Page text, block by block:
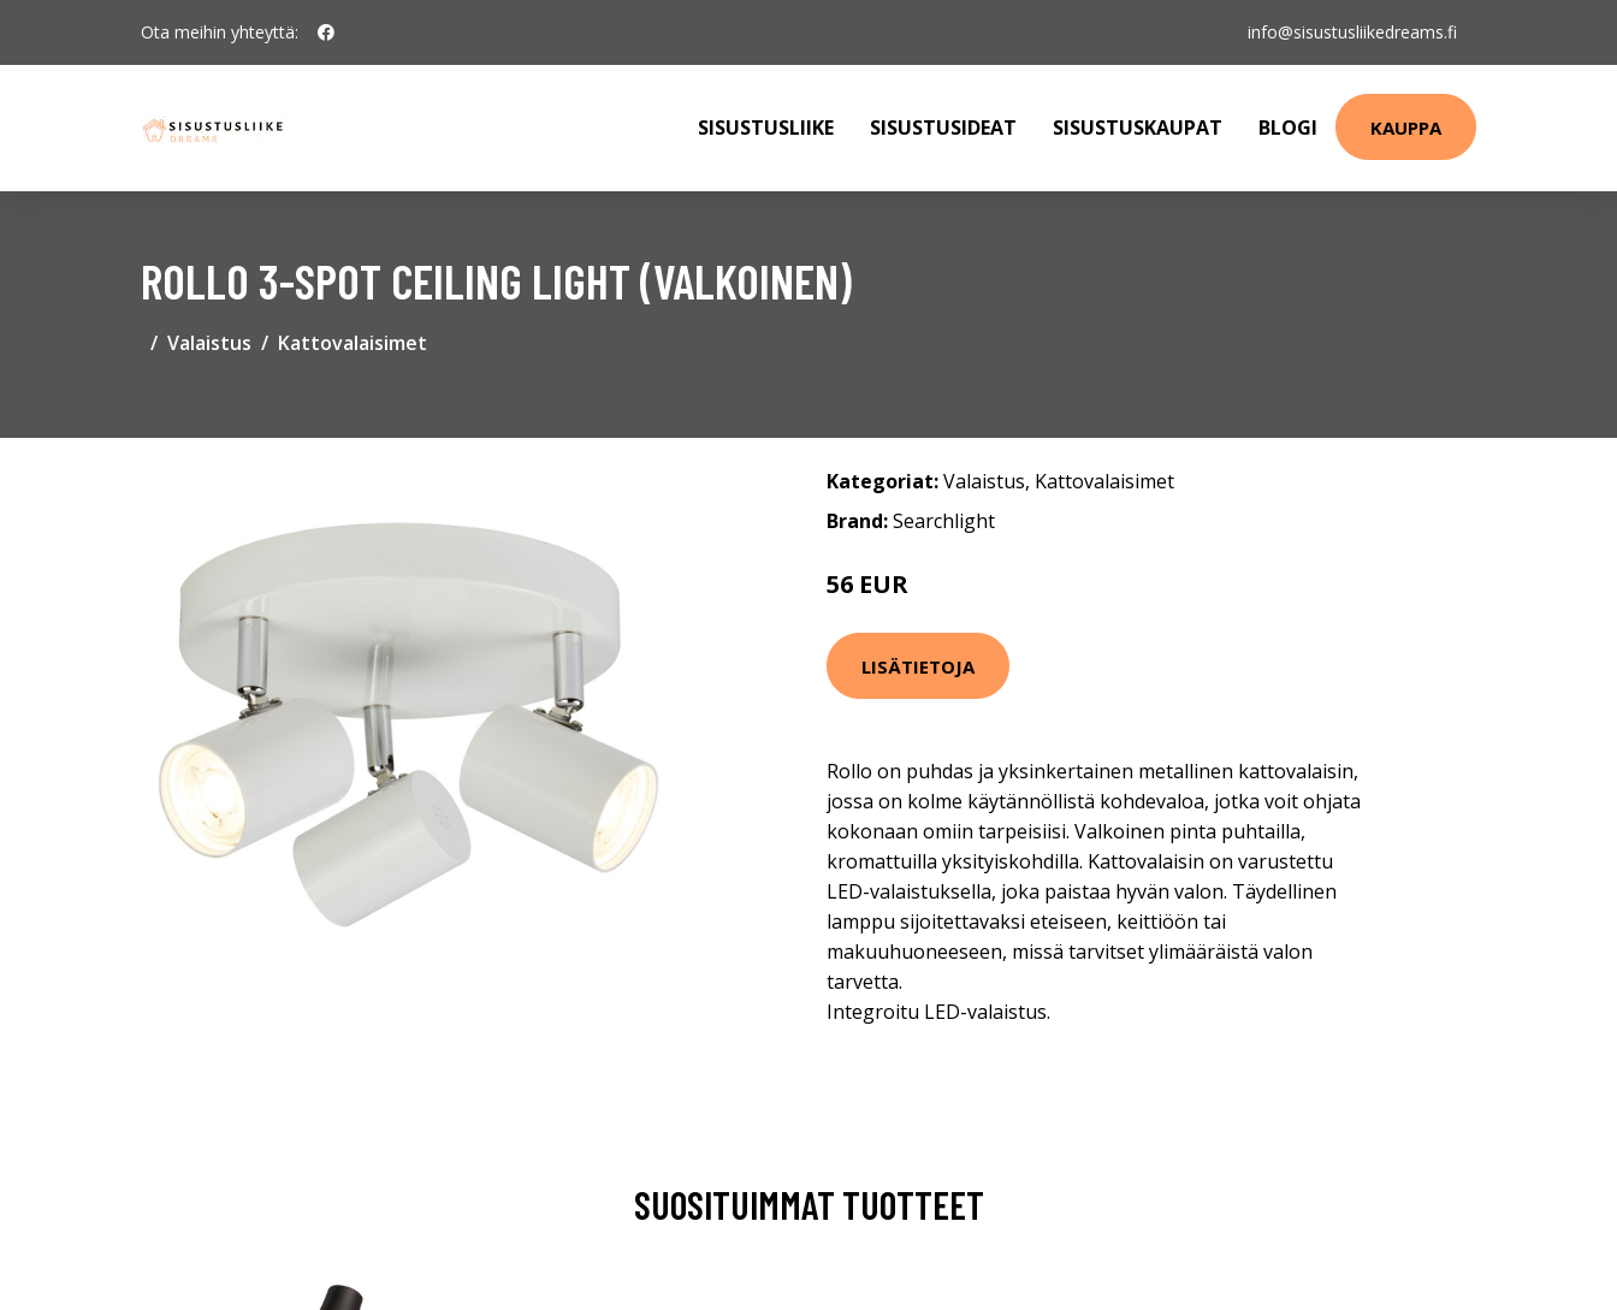
Ota meihin yhteyttä: info@sisustusliikedreams.fi
SISUSTUSLIIKE SISUSTUSIDEAT SISUSTUSKAUPAT BLOGI KAUPPA
ROLLO 3-SPOT CEILING LIGHT (VALKOINEN)
Valaistus Kattovalaisimet
Kategoriat:Valaistus, Kattovalaisimet
Brand:Searchlight
56 EUR
LISÄTIETOJA
Rollo on puhdas ja yksinkertainen metallinen kattovalaisin,
jossa on kolme käytännöllistä kohdevaloa, jotka voit ohjata
kokonaan omiin tarpeisiisi. Valkoinen pinta puhtailla,
kromattuilla yksityiskohdilla. Kattovalaisin on varustettu
LED-valaistuksella, joka paistaa hyvän valon. Täydellinen
lamppu sijoitettavaksi eteiseen, keittiöön tai
makuuhuoneeseen, missä tarvitset ylimääräistä valon
tarvetta.
Integroitu LED-valaistus.
SUOSITUIMMAT TUOTTEET